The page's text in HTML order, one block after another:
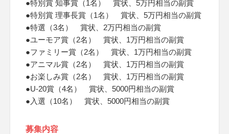
●特別賞 知事賞（1名） 賞状、5万円相当の副賞
●特別賞 理事長賞（1名） 賞状、5万円相当の副賞
●特選（3名） 賞状、2万円相当の副賞
●ユーモア賞（2名） 賞状、1万円相当の副賞
●ファミリー賞（2名） 賞状、1万円相当の副賞
●アニマル賞（2名） 賞状、1万円相当の副賞
●お楽しみ賞（2名） 賞状、1万円相当の副賞
●U-20賞（4名） 賞状、5000円相当の副賞
●入選（10名） 賞状、5000円相当の副賞
募集内容